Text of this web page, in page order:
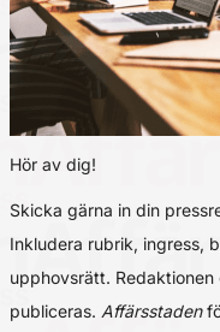
Hör av dig!
Skicka gärna in din
Inkludera rubrik, ingress,
upphovsrätt.
publiceras. Affärsstaden